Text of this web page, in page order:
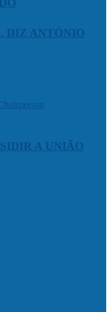
DIZ ANTÓNIO
A UNIÃO